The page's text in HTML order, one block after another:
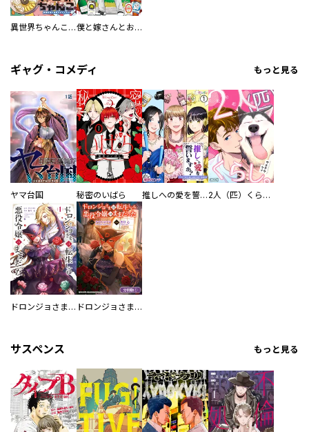
異世界ちゃんこ～横綱目前に召喚されたんだが～ 【連載版】 僕と嫁さんとお酒の関係
ギャグ・コメディ もっと見る
ヤマ台国 秘密のいばら 推しへの愛を誓いますか？～アラサー女子、推しは逃げぬが人生逃げる～ 2人（匹）くらし。
ドロンジョさまは転生しても悪役令嬢のままだった ドロンジョさまは転生しても悪役令嬢のままだった【分冊版】
サスペンス もっと見る